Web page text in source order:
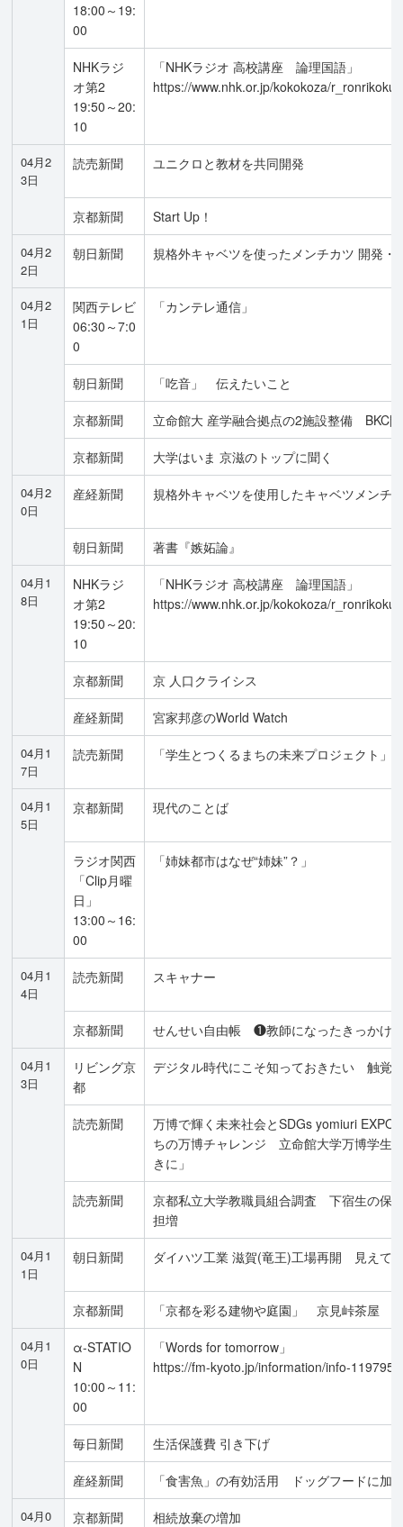
18:00～19:
00
NHKラジ
オ第2
19:50～20:
10
「NHKラジオ 高校講座 論理国語」
https://www.nhk.or.jp/kokokoza/
04月2
3日
読売新聞 ユニクロと教材を共同開発
京都新聞 Start Up！
04月2
2日
朝日新聞 規格外キャベツを使ったメンチカツ 開発・
04月2
1日
関西テレビ
06:30～7:0
0
「カンテレ通信」
朝日新聞 「吃音」 伝えたいこと
京都新聞 立命館大 産学融合拠点の2施設整備 BKC
京都新聞 大学はいま 京滋のトップに聞く
04月2
0日
産経新聞 規格外キャベツを使用したキャベツメンチ
朝日新聞 著書『嫉妬論』
04月1
8日
NHKラジ
オ第2
19:50～20:
10
「NHKラジオ 高校講座 論理国語」
https://www.nhk.or.jp/kokokoza/
京都新聞 京 人口クライシス
産経新聞 宮家邦彦のWorld Watch
04月1
7日
読売新聞 「学生とつくるまちの未来プロジェクト」
04月1
5日
京都新聞 現代のことば
ラジオ関西
「Clip月曜
日」
13:00～16:
00
「姉妹都市はなぜ“姉妹”？」
04月1
4日
読売新聞 スキャナー
京都新聞 せんせい自由帳 ❶教師になったきっかけ
04月1
3日
リビング京
都
デジタル時代にこそ知っておきたい 触覚
読売新聞
万博で輝く未来社会とSDGs yomiuri EXPO
ちの万博チャレンジ 立命館大学万博学生
きに」
読売新聞
京都私立大学教職員組合調査 下宿生の保
担増
04月1
1日
朝日新聞 ダイハツ工業 滋賀(竜王)工場再開 見えて
京都新聞 「京都を彩る建物や庭園」 京見峠茶屋
04月1
0日
α-STATIO
N
10:00～11:
00
「Words for tomorrow」
https://fm-kyoto.jp/information/info-119795/
毎日新聞 生活保護費 引き下げ
産経新聞 「食害魚」の有効活用 ドッグフードに加
04月0
京都新聞 相続放棄の増加